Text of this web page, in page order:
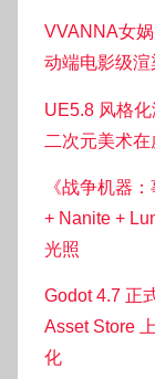
VVANNA女
动端电影级渲
UE5.8 风格
二次元美术
《战争机器
+ Nanite +
光照
Godot 4.7 正
Asset Store
化